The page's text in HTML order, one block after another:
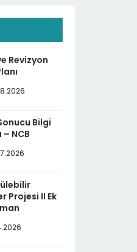
Revizyon
Bilgi
– NCB
Projesi II Ek